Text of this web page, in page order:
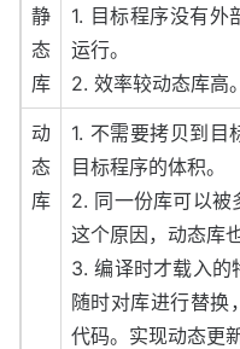
静
态
库
1. 目标程序没有外
运行。
2. 效率较动态库高。
动
态
库
1. 不需要拷贝到目
目标程序的体积。
2. 同一份库可以被
这个原因，动态库
3. 编译时才载入的
随时对库进行替换
代码。实现动态更